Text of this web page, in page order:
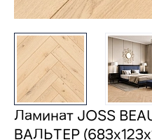
Ламинат JOSS
ВАЛЬТЕР